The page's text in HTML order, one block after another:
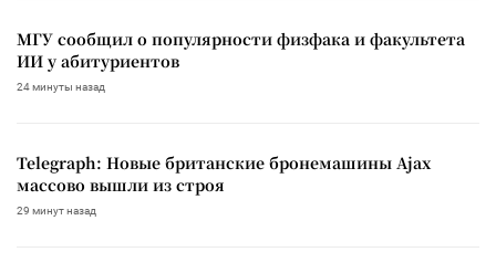
МГУ сообщил о популярности физфака и факультета
ИИ у абитуриентов
24 минуты назад
Telegraph: Новые британские бронемашины Ajax
массово вышли из строя
29 минут назад